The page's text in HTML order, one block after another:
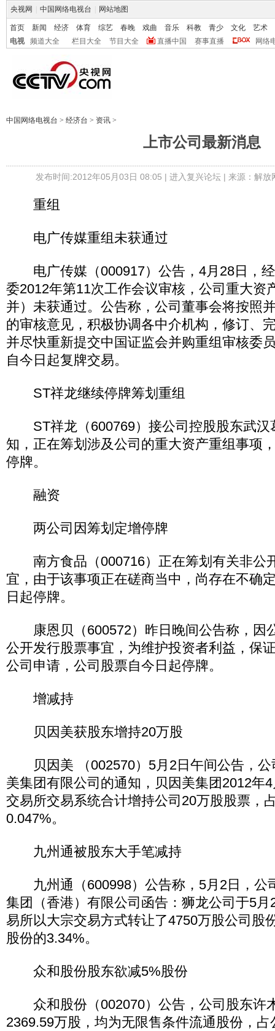
央视网 中国网络电视台 网站地图
首页 新闻 经济 体育 综艺 春晚 戏曲 音乐 科教 青少 文化
艺术
电视
频道大全 栏目大全 节目大全 直播中国 赛事直播 网络
中国网络电视台 > 经济台 > 资讯 >
上市公司最新消息
发布时间:2012年05月03日 08:05 | 进入复兴论坛 | 来源：解
重组
电广传媒重组未获通过
电广传媒（000917）公告，4月28日，经
委2012年第11次工作会议审核，公司重大资
并）未获通过。公告称，公司董事会将按照
的审核意见，积极协调各中介机构，修订、
并尽快重新提交中国证监会并购重组审核委
自今日起复牌交易。
ST祥龙继续停牌筹划重组
ST祥龙（600769）接公司控股股东武汉
知，正在筹划涉及公司的重大资产重组事项
停牌。
融资
两公司因筹划定增停牌
南方食品（000716）正在筹划有关非公
宜，由于该事项正在磋商当中，尚存在不确
日起停牌。
康恩贝（600572）昨日晚间公告称，因
公开发行股票事宜，为维护投资者利益，保
公司申请，公司股票自今日起停牌。
增减持
贝因美获股东增持20万股
贝因美 （002570）5月2日午间公告，公
美集团有限公司的通知，贝因美集团2012年
交易所交易系统合计增持公司20万股股票，
0.047%。
九州通被股东大手笔减持
九州通（600998）公告称，5月2日，公
集团（香港）有限公司函告：狮龙公司于5
易所以大宗交易方式转让了4750万股公司股
股份的3.34%。
众和股份股东欲减5%股份
众和股份（002070）公告，公司股东许
2369.59万股，均为无限售条件流通股份，